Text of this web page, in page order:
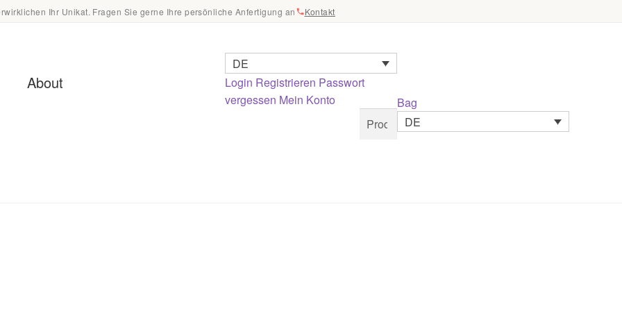
Ihr Unikat. Fragen Sie gerne Ihre persönliche Anfertigung an Kontakt
About
& Pflege – Ratgeber
DE
Login Registrieren Passwort
vergessen Mein Konto
Suchen
nach:
Suchen
Bag
DE